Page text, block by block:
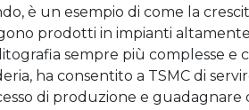
è un esempio di come la
prodotti in impianti
sempre più complesse e
ha consentito a TSMC di
di produzione e guadagnare